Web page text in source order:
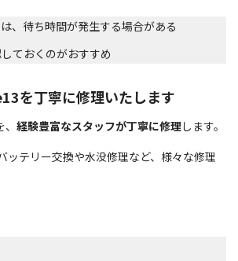
、待ち時間が発生する場合がある
ておくのがおすすめ
を丁寧に修理いたします
経験豊富なスタッフが丁寧に修理します。
ッテリー交換や水没修理など、様々な修理